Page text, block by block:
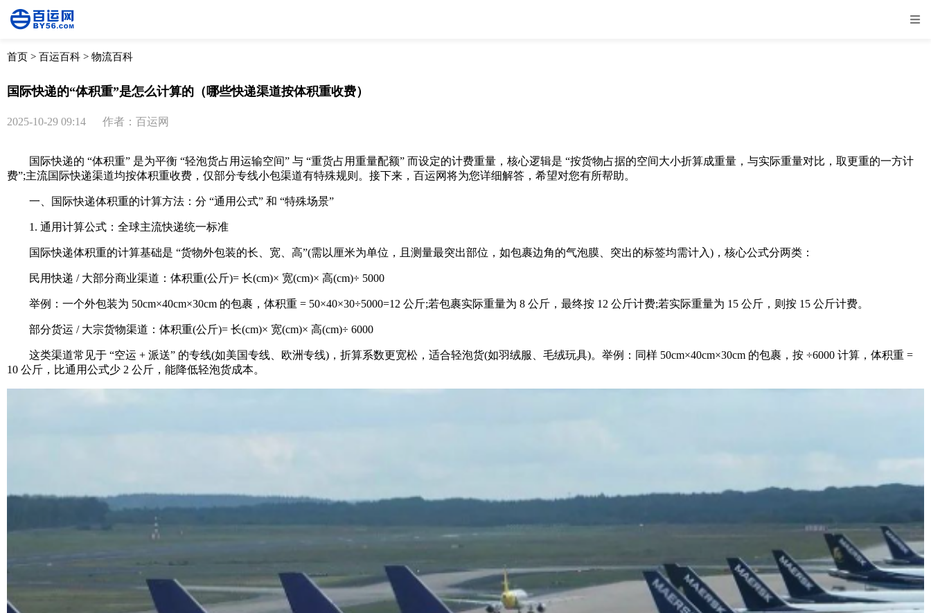
首页 > 百运百科 > 物流百科
国际快递的“体积重”是怎么计算的（哪些快递渠道按体积重收费）
2025-10-29 09:14 作者：百运网
国际快递的 “体积重” 是为平衡 “轻泡货占用运输空间” 与 “重货占用重量配额” 而设定的计费重量，核心逻辑是 “按货物占据的空间大小折算成重量，与实际重量对比，取更重的一方计
费”;主流国际快递渠道均按体积重收费，仅部分专线小包渠道有特殊规则。接下来，百运网将为您详细解答，希望对您有所帮助。
一、国际快递体积重的计算方法：分 “通用公式” 和 “特殊场景”
1. 通用计算公式：全球主流快递统一标准
国际快递体积重的计算基础是 “货物外包装的长、宽、高”(需以厘米为单位，且测量最突出部位，如包裹边角的气泡膜、突出的标签均需计入)，核心公式分两类：
民用快递 / 大部分商业渠道：体积重(公斤)= 长(cm)× 宽(cm)× 高(cm)÷ 5000
举例：一个外包装为 50cm×40cm×30cm 的包裹，体积重 = 50×40×30÷5000=12 公斤;若包裹实际重量为 8 公斤，最终按 12 公斤计费;若实际重量为 15 公斤，则按 15 公斤计费。
部分货运 / 大宗货物渠道：体积重(公斤)= 长(cm)× 宽(cm)× 高(cm)÷ 6000
这类渠道常见于 “空运 + 派送” 的专线(如美国专线、欧洲专线)，折算系数更宽松，适合轻泡货(如羽绒服、毛绒玩具)。举例：同样 50cm×40cm×30cm 的包裹，按 ÷6000 计算，体积重 =
10 公斤，比通用公式少 2 公斤，能降低轻泡货成本。